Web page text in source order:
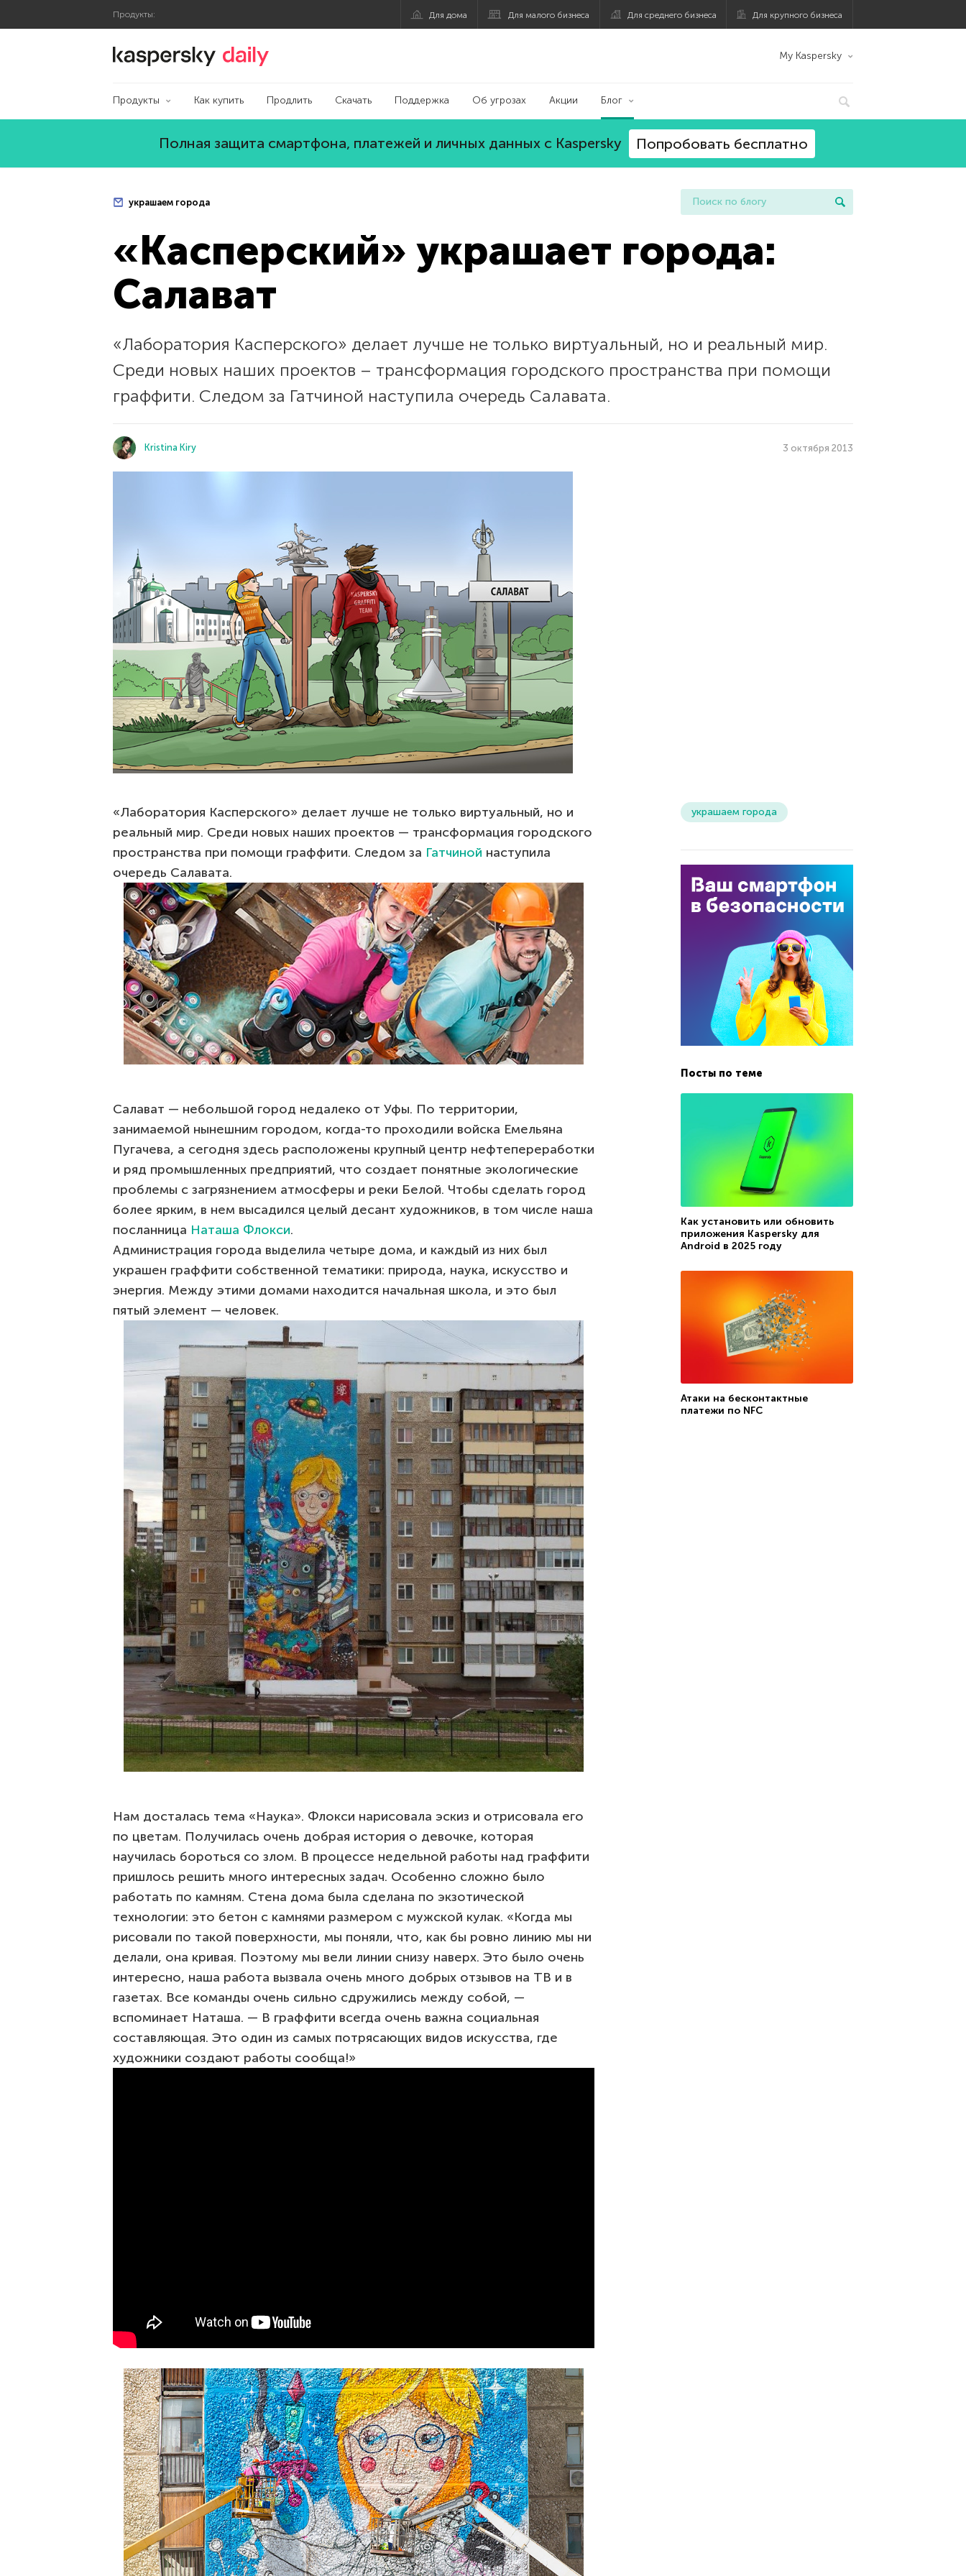
Продукты: Для дома Для малого бизнеса Для среднего бизнеса Для крупного бизнеса
Блог Касперского My Kaspersky
Продукты Как купить Продлить Скачать Поддержка Об угрозах Акции Блог
Полная защита смартфона, платежей и личных данных с Kaspersky Попробовать бесплатно
украшаем города
«Касперский» украшает города:
Салават
«Лаборатория Касперского» делает лучше не только виртуальный, но и реальный мир.
Среди новых наших проектов – трансформация городского пространства при помощи
граффити. Следом за Гатчиной наступила очередь Салавата.
Kristina Kiry 3 октября 2013
«Лаборатория Касперского» делает лучше не только виртуальный, но и
реальный мир. Среди новых наших проектов — трансформация городского
пространства при помощи граффити. Следом за Гатчиной наступила
очередь Салавата.
Салават — небольшой город недалеко от Уфы. По территории,
занимаемой нынешним городом, когда-то проходили войска Емельяна
Пугачева, а сегодня здесь расположены крупный центр нефтепереработки
и ряд промышленных предприятий, что создает понятные экологические
проблемы с загрязнением атмосферы и реки Белой. Чтобы сделать город
более ярким, в нем высадился целый десант художников, в том числе наша
посланница Наташа Флокси.
Администрация города выделила четыре дома, и каждый из них был
украшен граффити собственной тематики: природа, наука, искусство и
энергия. Между этими домами находится начальная школа, и это был
пятый элемент — человек.
Нам досталась тема «Наука». Флокси нарисовала эскиз и отрисовала его
по цветам. Получилась очень добрая история о девочке, которая
научилась бороться со злом. В процессе недельной работы над граффити
пришлось решить много интересных задач. Особенно сложно было
работать по камням. Стена дома была сделана по экзотической
технологии: это бетон с камнями размером с мужской кулак. «Когда мы
рисовали по такой поверхности, мы поняли, что, как бы ровно линию мы ни
делали, она кривая. Поэтому мы вели линии снизу наверх. Это было очень
интересно, наша работа вызвала очень много добрых отзывов на ТВ и в
газетах. Все команды очень сильно сдружились между собой, —
вспоминает Наташа. — В граффити всегда очень важна социальная
составляющая. Это один из самых потрясающих видов искусства, где
художники создают работы сообща!»
украшаем города
Посты по теме
Как установить или обновить
приложения Kaspersky для
Android в 2025 году
Атаки на бесконтактные
платежи по NFC